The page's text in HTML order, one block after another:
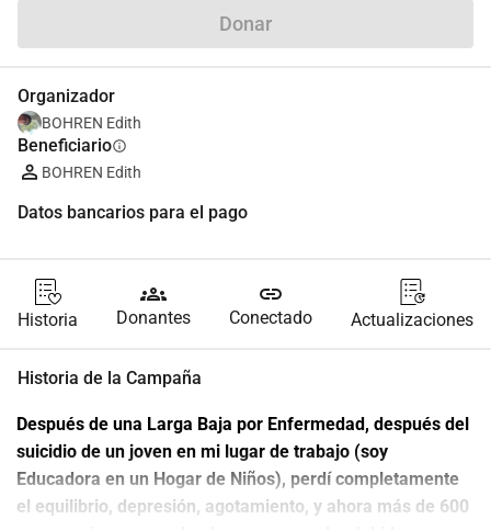
Donar
Organizador
BOHREN Edith
Beneficiarioinfo
BOHREN Edith
Datos bancarios para el pago
Historia
groups
Donantes
link
Conectado Actualizaciones
Historia de la Campaña
Después de una Larga Baja por Enfermedad, después del
suicidio de un joven en mi lugar de trabajo (soy
Educadora en un Hogar de Niños), perdí completamente
el equilibrio, depresión, agotamiento, y ahora más de 600